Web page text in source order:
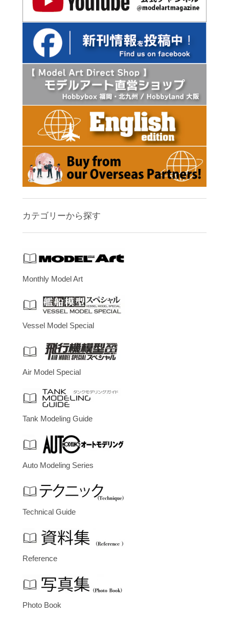
カテゴリーから探す
Monthly Model Art
Vessel Model Special
Air Model Special
Tank Modeling Guide
Auto Modeling Series
Technical Guide
Reference
Photo Book